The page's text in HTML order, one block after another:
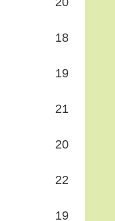
18
19
21
20
22
19